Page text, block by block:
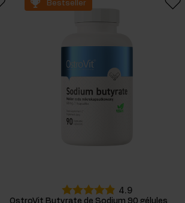
Bestseller
4.9